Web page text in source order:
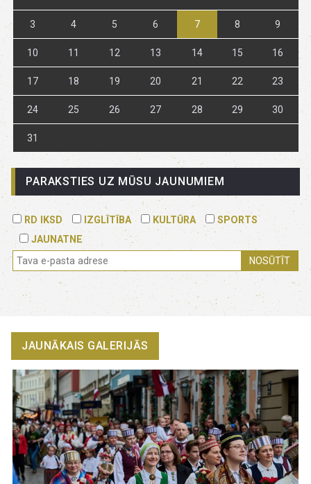
3 4 5 6 7 8 9
10 11 12 13 14 15 16
17 18 19 20 21 22 23
24 25 26 27 28 29 30
31
PARAKSTIES UZ MŪSU JAUNUMIEM
RD IKSD IZGLĪTĪBA KULTŪRA
SPORTS
JAUNATNE
NOSŪTĪT
JAUNĀKAIS GALERIJĀS